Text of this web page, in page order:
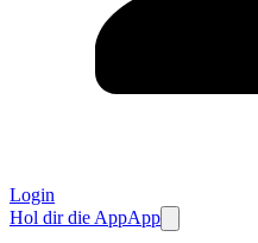
Login
Hol dir die AppApp